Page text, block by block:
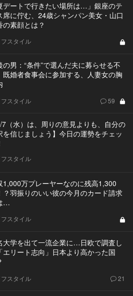
デートで行きたい場所は…」銀座のテ
席に佇む、24歳シャンパン美女・山口
の素顔とは？
スタイル
の男：“条件”で選んだ夫に募らせる不
既婚者食事会に参加する、人妻女の胸
スタイル 59
7（水）は、周りの意見よりも、自分の
を信じましょう】今日の運勢をチェッ
スタイル
1,000万プレーヤーなのに残高1,300
？羽振りのいい彼の今月のカード請求
…
スタイル
大学を出て一流企業に…日欧で調査し
エリート志向」日本より高かった国
スタイル 21